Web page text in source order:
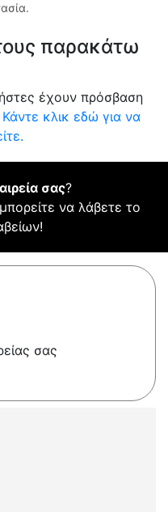
παρακάτω
έχουν πρόσβαση
Κάντε κλικ εδώ για να
σας?
να λάβετε το
σας